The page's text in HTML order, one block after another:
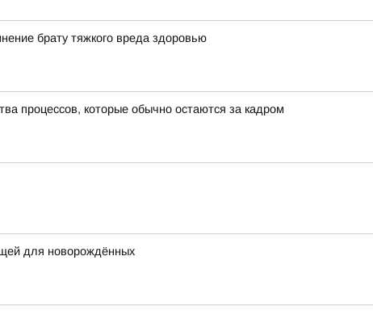
брату тяжкого вреда здоровью
процессов, которые обычно остаются за кадром
для новорождённых